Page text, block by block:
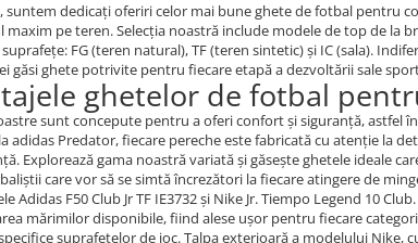
suntem dedicați oferiri celor mai bune ghete de fotbal pentru
maxim pe teren. Selecția noastră include modele de top de la
FG (teren natural), TF (teren sintetic) și IC (sala).
găsi ghete potrivite pentru fiecare etapă a dezvoltării sale
ghetelor de fotbal
sunt concepute pentru a oferi confort și siguranță, astfel
la adidas Predator, fiecare pereche este fabricată cu atenție la
Explorează gama noastră variată și găsește ghetele ideale
care vor să se simtă încrezători la fiecare atingere de
Adidas F50 Club Jr TF IE3732 și Nike Jr. Tiempo Legend 10
mărimilor disponibile, fiind alese ușor pentru fiecare
suprafețelor de joc. Talpa exterioară a modelului